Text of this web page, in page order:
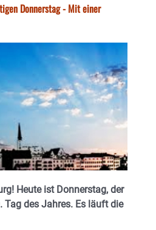
Donnerstag - Mit einer
Heute ist Donnerstag, der
Tag des Jahres. Es läuft die